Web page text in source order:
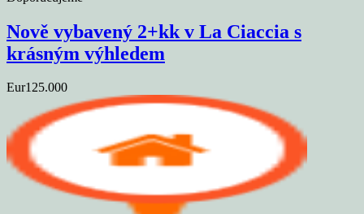
Nově vybavený 2+kk v La Ciaccia s
krásným výhledem
Eur125.000